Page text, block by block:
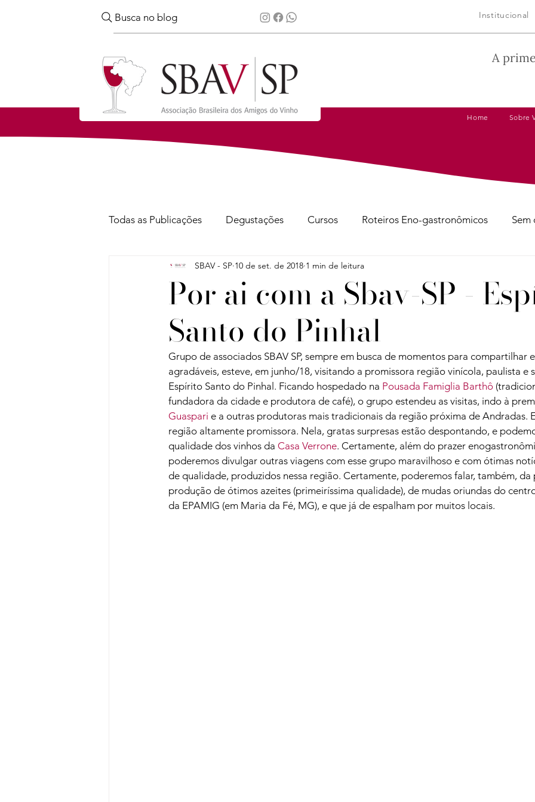
Busca no blog Institucional
A
Home Sobre
Todas as Publicações Degustações Cursos Roteiros Eno-gastronômicos Sem
Notícias Viagens Dicas de Harmonização
Artigos
Sobre Vinhos e Viagens
Por ai com a Sbav-SP -
Santo do Pinhal
SBAV - SP 10 de set. de 2018 1 min de leitura
Grupo de associados SBAV SP, sempre em busca de momentos para compartilhar
agradáveis, esteve, em junho/18, visitando a promissora região vinícola, paulista e
Espírito Santo do Pinhal. Ficando hospedado na Pousada Famiglia Barthô
fundadora da cidade e produtora de café), o grupo estendeu as visitas, indo à
Guaspari e a outras produtoras mais tradicionais da região próxima de Andradas.
região altamente promissora. Nela, gratas surpresas estão despontando, e
qualidade dos vinhos da Casa Verrone. Certamente, além do prazer
poderemos divulgar outras viagens com esse grupo maravilhoso e com ótimas
de qualidade, produzidos nessa região. Certamente, poderemos falar, também,
produção de ótimos azeites (primeiríssima qualidade), de mudas oriundas do
da EPAMIG (em Maria da Fé, MG), e que já de espalham por muitos locais.